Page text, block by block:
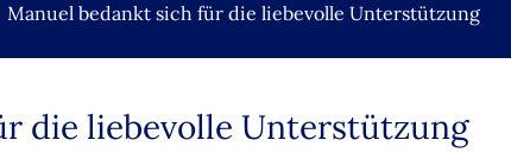
Manuel bedankt sich für die liebevolle Unterstützung
die liebevolle Unterstützung